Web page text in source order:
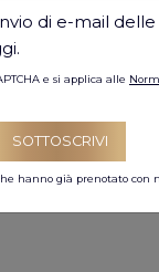
una popolare
essa. Ma ci
sconosciute
meglio l"Istria e
alcune
che
di e-mail
e si applica alle
SOTTOSCRIVI
hanno già prenotato con